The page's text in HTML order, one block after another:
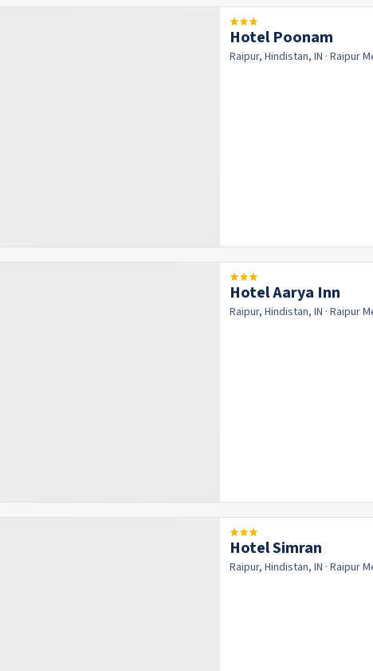
Hotel Poonam
Raipur, Hindistan, IN · Raipur
Hotel Aarya Inn
Raipur, Hindistan, IN · Raipur
Hotel Simran
Raipur, Hindistan, IN · Raipur